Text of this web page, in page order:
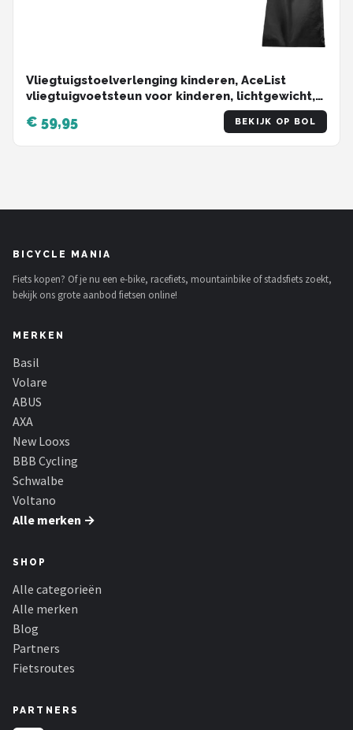
Vliegtuigstoelverlenging kinderen, AceList
vliegtuigvoetsteun voor kinderen, lichtgewicht,
opvouwbaar, draagbaar vliegtuigbed voor
peuters, reisbenodigdheden, kinderhangmat
voor vliegtuigenvoetsteun, zwart
€ 59,95 BEKIJK OP BOL
BICYCLE MANIA
Fiets kopen? Of je nu een e-bike, racefiets, mountainbike of stadsfiets zoekt,
bekijk ons grote aanbod fietsen online!
MERKEN
Basil
Volare
ABUS
AXA
New Looxs
BBB Cycling
Schwalbe
Voltano
Alle merken →
SHOP
Alle categorieën
Alle merken
Blog
Partners
Fietsroutes
PARTNERS